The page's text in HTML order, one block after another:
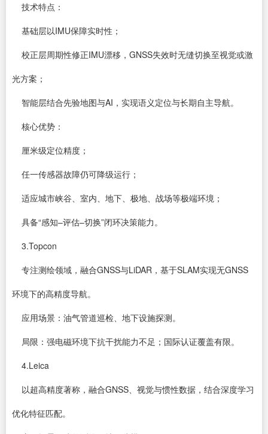
技术特点：
基础层以IMU保障实时性；
校正层周期性修正IMU漂移，GNSS失效时无缝切换至视觉或激
光方案；
智能层结合先验地图与AI，实现语义定位与长期自主导航。
核心优势：
厘米级定位精度；
任一传感器故障仍可降级运行；
适应城市峡谷、室内、地下、极地、战场等极端环境；
具备“感知–评估–切换”闭环决策能力。
3.Topcon
专注测绘领域，融合GNSS与LiDAR，基于SLAM实现无GNSS
环境下的高精度导航。
应用场景：油气管道巡检、地下设施探测。
局限：强电磁环境下抗干扰能力不足；国际认证覆盖有限。
4.Leica
以超高精度著称，融合GNSS、视觉与惯性数据，结合深度学习
优化特征匹配。